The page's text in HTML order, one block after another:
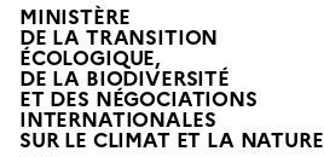
MINISTÈRE
DE LA TRANSITION
ÉCOLOGIQUE,
DE LA BIODIVERSITÉ
ET DES NÉGOCIATIONS
INTERNATIONALES
SUR LE CLIMAT ET LA NATUREL